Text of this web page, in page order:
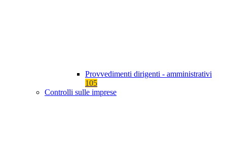
Provvedimenti dirigenti - amministrativi
105
Controlli sulle imprese